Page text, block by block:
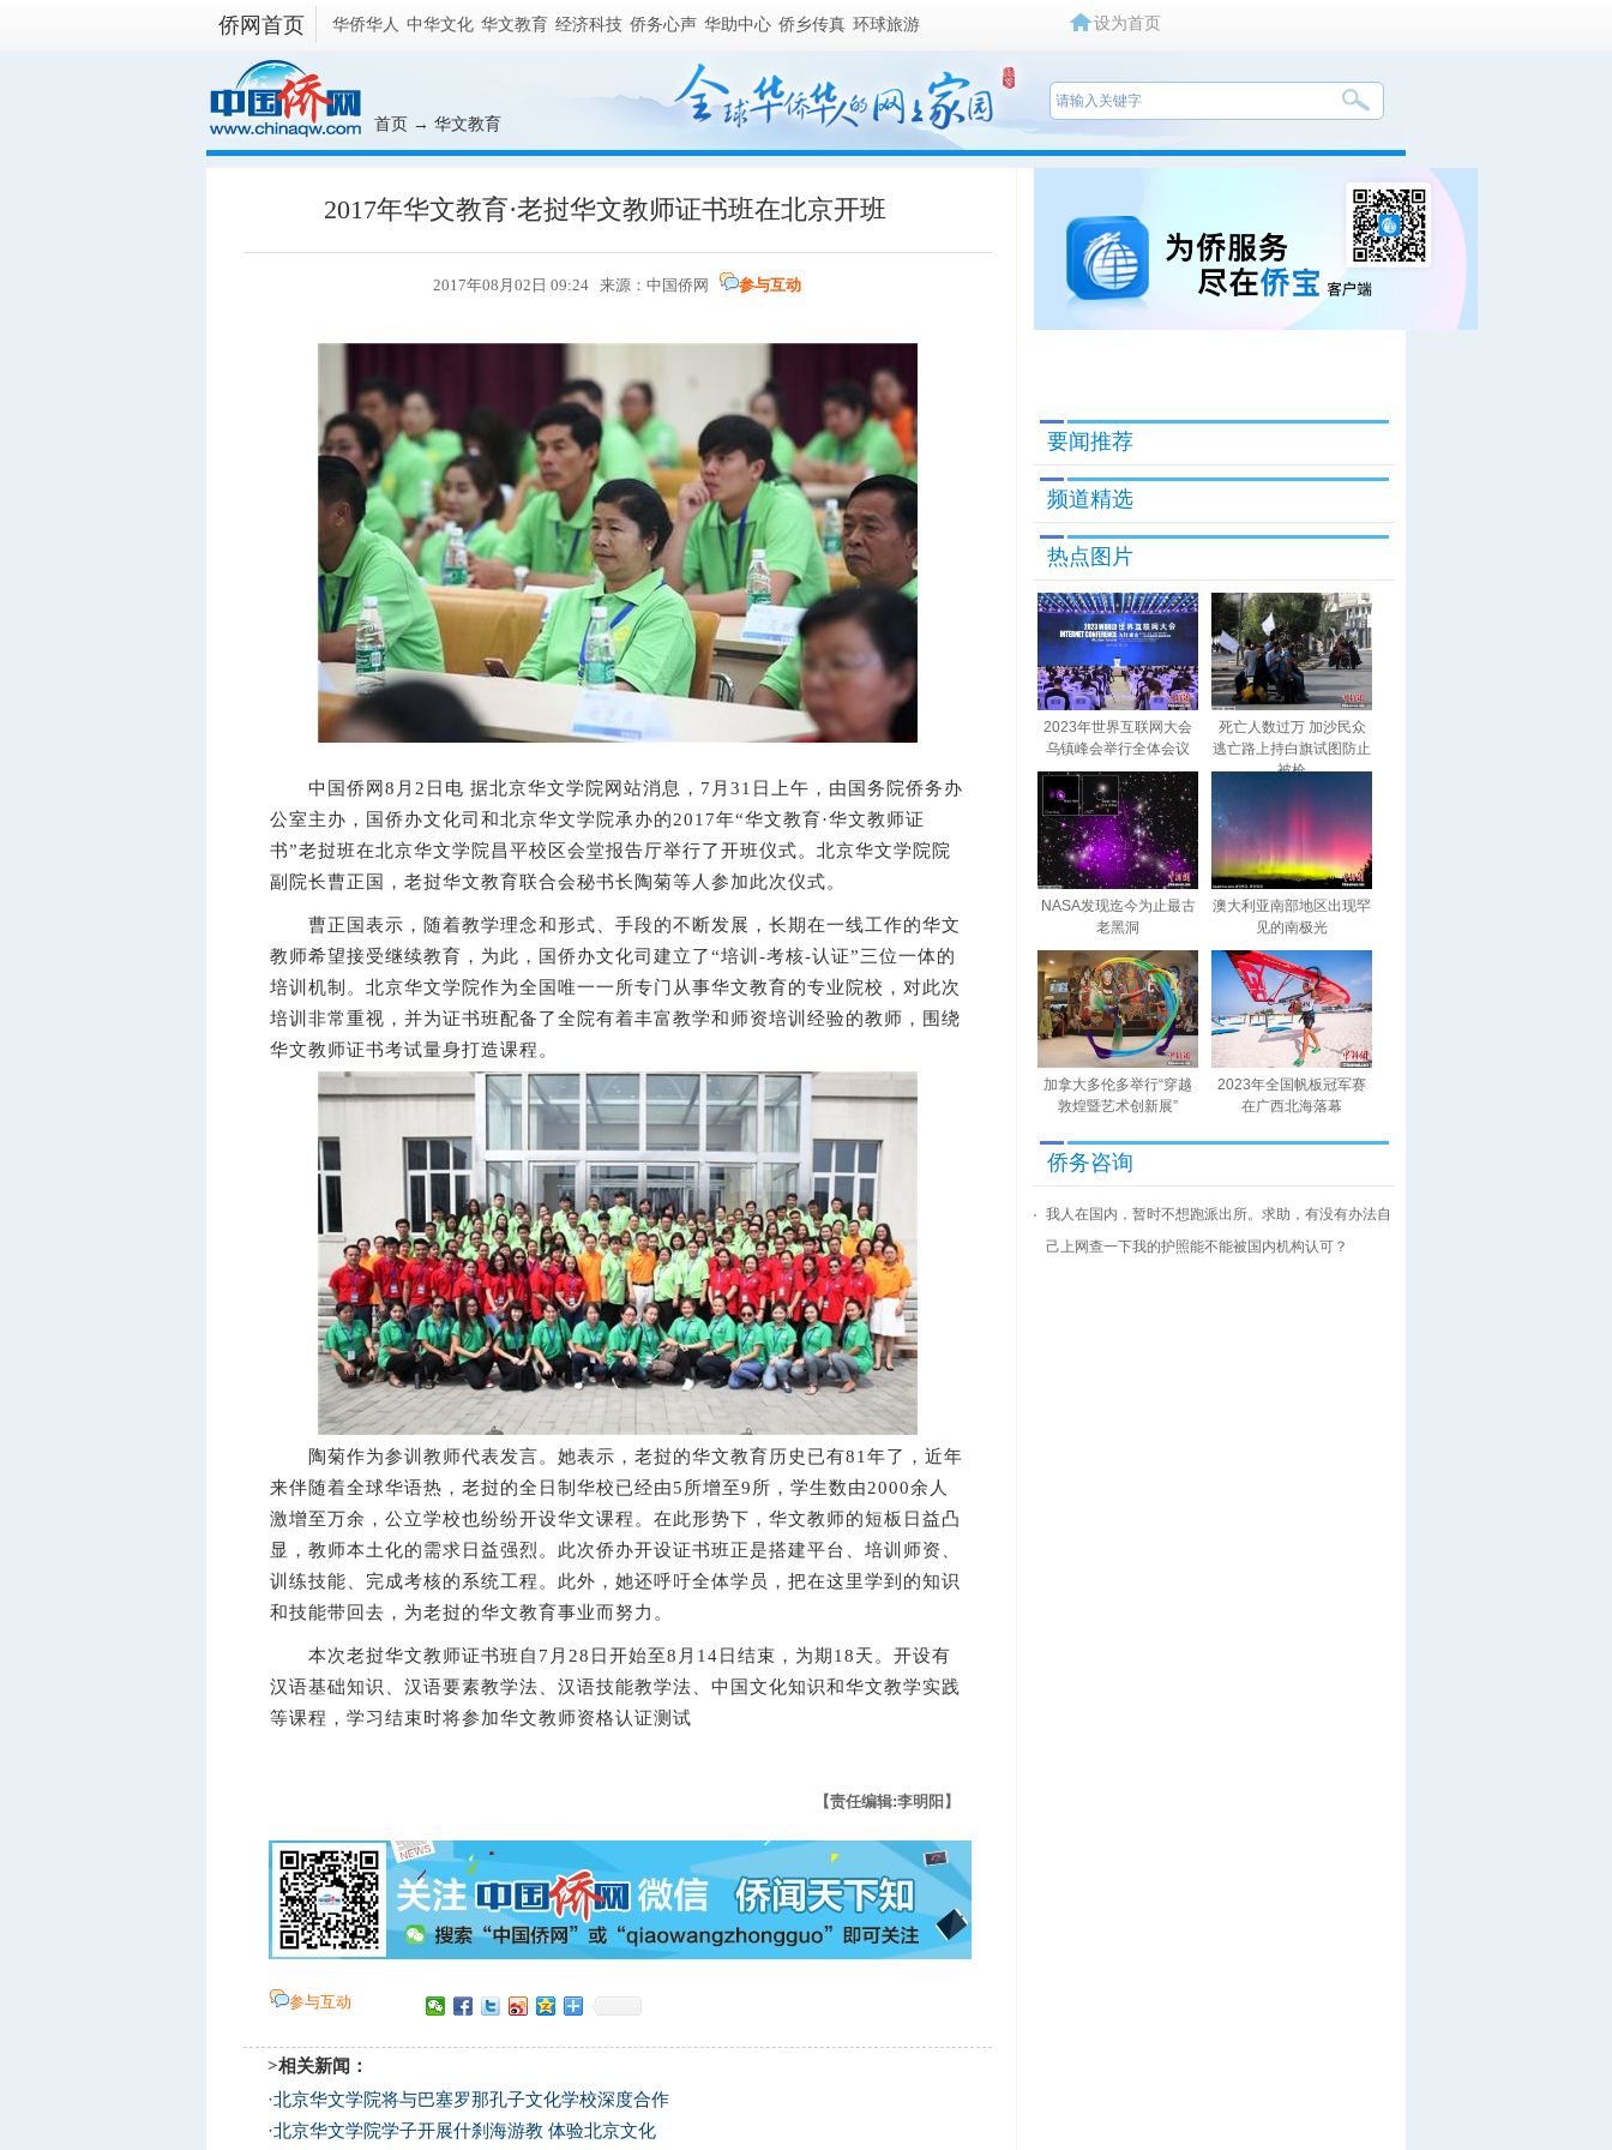
侨网首页 华侨华人 中华文化 华文教育 经济科技 侨务心声 华助中心 侨乡传真 环球旅游 设为首页
首页 → 华文教育
2017年华文教育·老挝华文教师证书班在北京开班
2017年08月02日 09:24 来源： 中国侨网 参与互动
中国侨网8月2日电 据北京华文学院网站消息，7月31日上午，由国务院侨务办
公室主办，国侨办文化司和北京华文学院承办的2017年“华文教育·华文教师证
书”老挝班在北京华文学院昌平校区会堂报告厅举行了开班仪式。北京华文学院院
副院长曹正国，老挝华文教育联合会秘书长陶菊等人参加此次仪式。
曹正国表示，随着教学理念和形式、手段的不断发展，长期在一线工作的华文
教师希望接受继续教育，为此，国侨办文化司建立了“培训-考核-认证”三位一体的
培训机制。北京华文学院作为全国唯一一所专门从事华文教育的专业院校，对此次
培训非常重视，并为证书班配备了全院有着丰富教学和师资培训经验的教师，围绕
华文教师证书考试量身打造课程。
陶菊作为参训教师代表发言。她表示，老挝的华文教育历史已有81年了，近年
来伴随着全球华语热，老挝的全日制华校已经由5所增至9所，学生数由2000余人
激增至万余，公立学校也纷纷开设华文课程。在此形势下，华文教师的短板日益凸
显，教师本土化的需求日益强烈。此次侨办开设证书班正是搭建平台、培训师资、
训练技能、完成考核的系统工程。此外，她还呼吁全体学员，把在这里学到的知识
和技能带回去，为老挝的华文教育事业而努力。
本次老挝华文教师证书班自7月28日开始至8月14日结束，为期18天。开设有
汉语基础知识、汉语要素教学法、汉语技能教学法、中国文化知识和华文教学实践
等课程，学习结束时将参加华文教师资格认证测试
【责任编辑:李明阳】
参与互动
>相关新闻：
·北京华文学院将与巴塞罗那孔子文化学校深度合作
·北京华文学院学子开展什刹海游教 体验北京文化
要闻推荐
频道精选
热点图片
2023年世界互联网大会
乌镇峰会举行全体会议
死亡人数过万 加沙民众
逃亡路上持白旗试图防止
被枪
NASA发现迄今为止最古
老黑洞
澳大利亚南部地区出现罕
见的南极光
加拿大多伦多举行“穿越
敦煌暨艺术创新展”
2023年全国帆板冠军赛
在广西北海落幕
侨务咨询
我人在国内，暂时不想跑派出所。求助，有没有办法自
己上网查一下我的护照能不能被国内机构认可？